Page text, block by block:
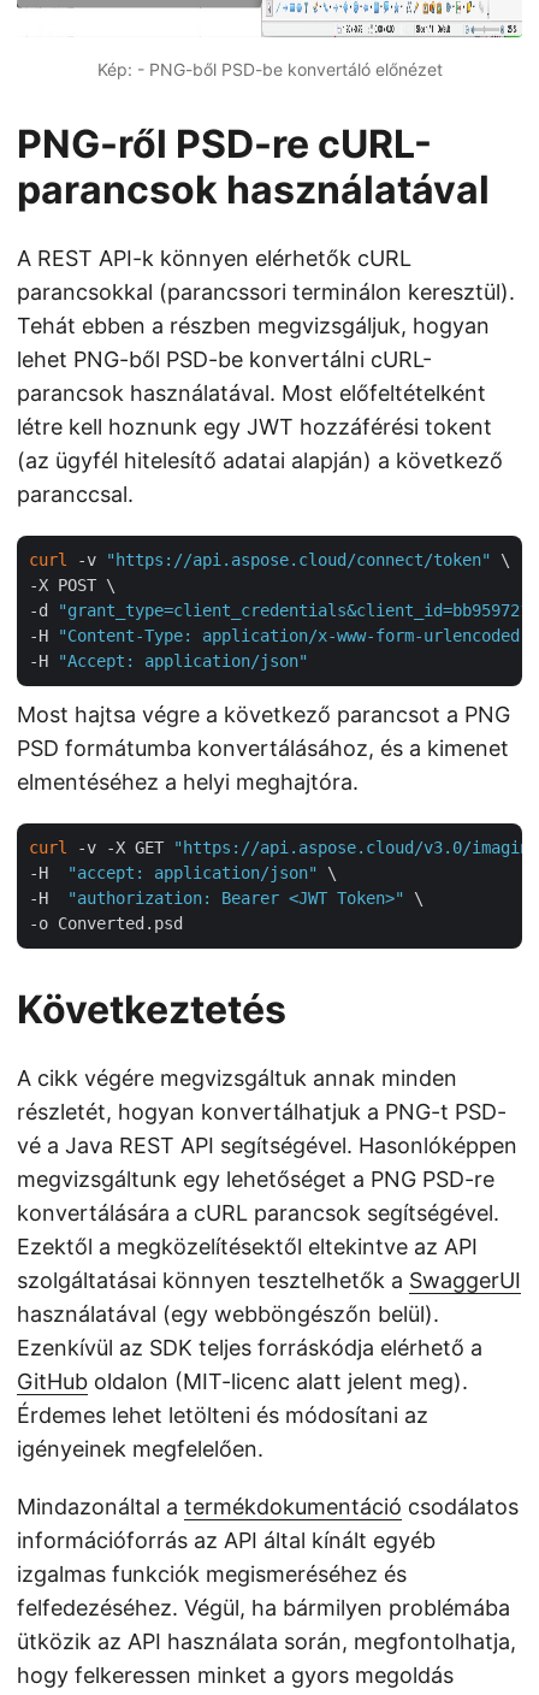
Kép: - PNG-ből PSD-be konvertáló előnézet
PNG-ről PSD-re cURL-
parancsok használatával
A REST API-k könnyen elérhetők cURL
parancsokkal (parancssori terminálon keresztül).
Tehát ebben a részben megvizsgáljuk, hogyan
lehet PNG-ből PSD-be konvertálni cURL-
parancsok használatával. Most előfeltételként
létre kell hoznunk egy JWT hozzáférési tokent
(az ügyfél hitelesítő adatai alapján) a következő
paranccsal.
curl -v "https://api.aspose.cloud/connect/token"
\
-X POST \
-d
"grant_type=client_credentials&client_id=bb959721-
-H
"Content-Type: application/x-www-form-urlencoded"
-H
"Accept: application/json"
Most hajtsa végre a következő parancsot a PNG
PSD formátumba konvertálásához, és a kimenet
elmentéséhez a helyi meghajtóra.
curl -v -X GET
"https://api.aspose.cloud/v3.0/
-H
"accept: application/json"
\
-H
"authorization: Bearer <JWT Token>"
\
Következtetés
A cikk végére megvizsgáltuk annak minden
részletét, hogyan konvertálhatjuk a PNG-t PSD-
vé a Java REST API segítségével. Hasonlóképpen
megvizsgáltunk egy lehetőséget a PNG PSD-re
konvertálására a cURL parancsok segítségével.
Ezektől a megközelítésektől eltekintve az API
szolgáltatásai könnyen tesztelhetők a SwaggerUI
használatával (egy webböngészőn belül).
Ezenkívül az SDK teljes forráskódja elérhető a
GitHub oldalon (MIT-licenc alatt jelent meg).
Érdemes lehet letölteni és módosítani az
igényeinek megfelelően.
Mindazonáltal a termékdokumentáció csodálatos
információforrás az API által kínált egyéb
izgalmas funkciók megismeréséhez és
felfedezéséhez. Végül, ha bármilyen problémába
ütközik az API használata során, megfontolhatja,
hogy felkeressen minket a gyors megoldás